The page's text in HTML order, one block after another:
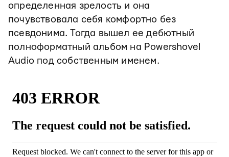
определенная зрелость и она
почувствовала себя комфортно без
псевдонима. Тогда вышел ее дебютный
полноформатный альбом на Powershovel
Audio под собственным именем.